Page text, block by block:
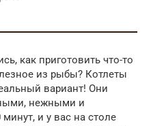
как приготовить что-то
из рыбы? Котлеты
вариант! Они
нежными и
и у вас на столе